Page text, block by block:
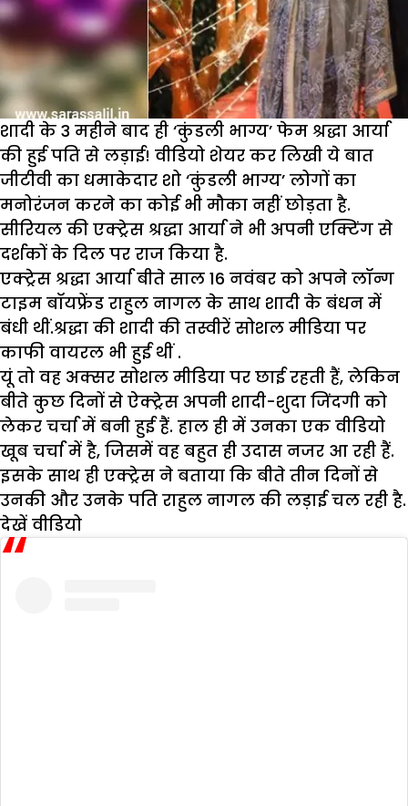
शादी के 3 महीने बाद ही ‘कुंडली भाग्य’ फेम श्रद्धा आर्या
की हुई पति से लड़ाई! वीडियो शेयर कर लिखी ये बात
जीटीवी का धमाकेदार शो ‘कुंडली भाग्य’ लोगों का
मनोरंजन करने का कोई भी मौका नहीं छोड़ता है.
सीरियल की एक्ट्रेस श्रद्धा आर्या ने भी अपनी एक्टिंग से
दर्शकों के दिल पर राज किया है.
एक्ट्रेस श्रद्धा आर्या बीते साल 16 नवंबर को अपने लॉन्ग
टाइम बॉयफ्रेंड राहुल नागल के साथ शादी के बंधन में
बंधी थीं.श्रद्धा की शादी की तस्वीरें सोशल मीडिया पर
काफी वायरल भी हुई थीं .
यूं तो वह अक्सर सोशल मीडिया पर छाई रहती हैं, लेकिन
बीते कुछ दिनों से ऐक्ट्रेस अपनी शादी-शुदा जिंदगी को
लेकर चर्चा में बनी हुई हैं. हाल ही में उनका एक वीडियो
खूब चर्चा में है, जिसमें वह बहुत ही उदास नजर आ रही हैं.
इसके साथ ही एक्ट्रेस ने बताया कि बीते तीन दिनों से
उनकी और उनके पति राहुल नागल की लड़ाई चल रही है.
देखें वीडियो